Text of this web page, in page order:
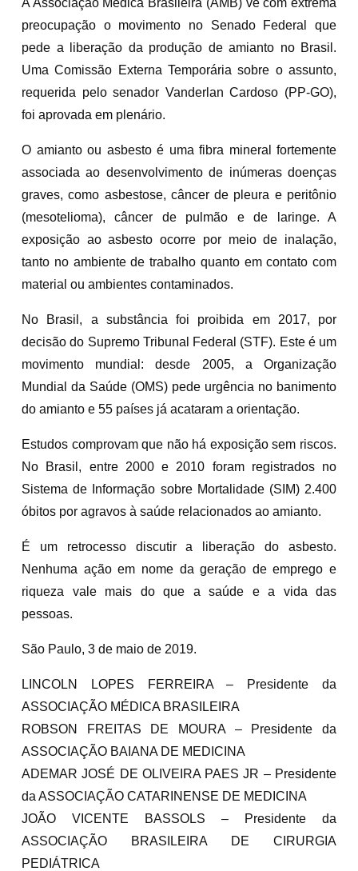
preocupação o movimento no Senado Federal que
pede a liberação da produção de amianto no Brasil.
Uma Comissão Externa Temporária sobre o assunto,
requerida pelo senador Vanderlan Cardoso (PP-GO),
foi aprovada em plenário.
O amianto ou asbesto é uma fibra mineral fortemente
associada ao desenvolvimento de inúmeras doenças
graves, como asbestose, câncer de pleura e peritônio
(mesotelioma), câncer de pulmão e de laringe. A
exposição ao asbesto ocorre por meio de inalação,
tanto no ambiente de trabalho quanto em contato com
material ou ambientes contaminados.
No Brasil, a substância foi proibida em 2017, por
decisão do Supremo Tribunal Federal (STF). Este é um
movimento mundial: desde 2005, a Organização
Mundial da Saúde (OMS) pede urgência no banimento
do amianto e 55 países já acataram a orientação.
Estudos comprovam que não há exposição sem riscos.
No Brasil, entre 2000 e 2010 foram registrados no
Sistema de Informação sobre Mortalidade (SIM) 2.400
óbitos por agravos à saúde relacionados ao amianto.
É um retrocesso discutir a liberação do asbesto.
Nenhuma ação em nome da geração de emprego e
riqueza vale mais do que a saúde e a vida das
pessoas.
São Paulo, 3 de maio de 2019.
LINCOLN LOPES FERREIRA – Presidente da
ASSOCIAÇÃO MÉDICA BRASILEIRA
ROBSON FREITAS DE MOURA – Presidente da
ASSOCIAÇÃO BAIANA DE MEDICINA
ADEMAR JOSÉ DE OLIVEIRA PAES JR – Presidente
da ASSOCIAÇÃO CATARINENSE DE MEDICINA
JOÃO VICENTE BASSOLS – Presidente da
ASSOCIAÇÃO BRASILEIRA DE CIRURGIA
PEDIÁTRICA